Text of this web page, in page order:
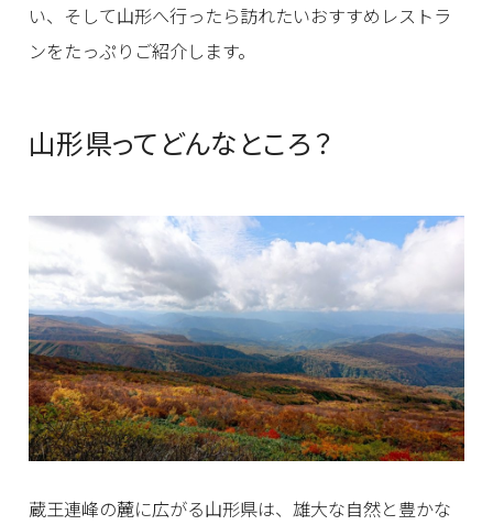
い、そして山形へ行ったら訪れたいおすすめレストラ
ンをたっぷりご紹介します。
山形県ってどんなところ？
蔵王連峰の麓に広がる山形県は、雄大な自然と豊かな